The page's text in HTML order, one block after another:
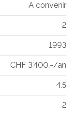
A convenir
2
1993
CHF 3'400.-/an
4.5
2